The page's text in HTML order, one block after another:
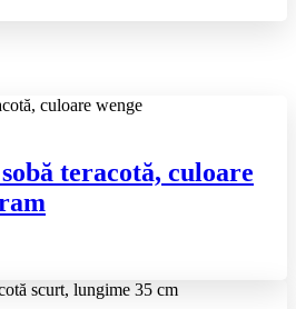
teracotă, culoare